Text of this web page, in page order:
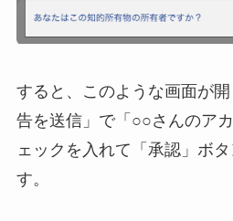
すると、このような画面が
告を送信」で「○○さんのア
ェックを入れて「承認」ボ
す。